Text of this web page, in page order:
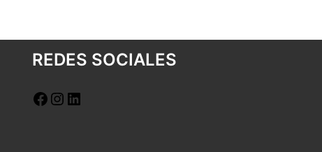
REDES SOCIALES